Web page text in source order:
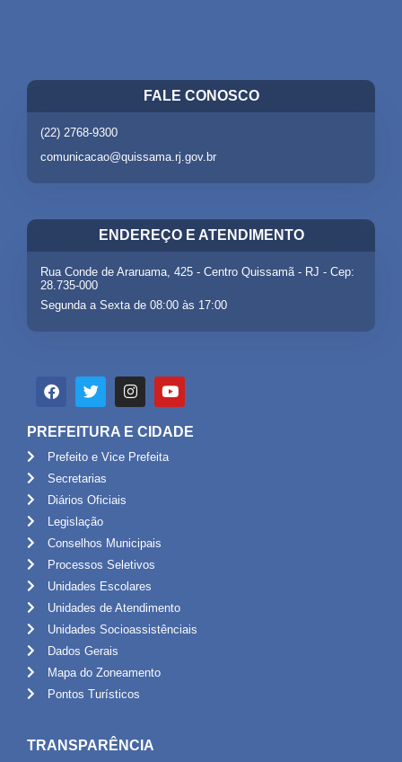
FALE CONOSCO
(22) 2768-9300
comunicacao@quissama.rj.gov.br
ENDEREÇO E ATENDIMENTO
Rua Conde de Araruama, 425 - Centro Quissamã - RJ - Cep:
28.735-000
Segunda a Sexta de 08:00 às 17:00
PREFEITURA E CIDADE
Prefeito e Vice Prefeita
Secretarias
Diários Oficiais
Legislação
Conselhos Municipais
Processos Seletivos
Unidades Escolares
Unidades de Atendimento
Unidades Socioassistênciais
Dados Gerais
Mapa do Zoneamento
Pontos Turísticos
TRANSPARÊNCIA